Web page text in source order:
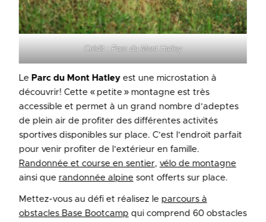
Crédit : Parc du Mont Hatley
Le Parc du Mont Hatleyest une microstation à
découvrir! Cette « petite » montagne est très
accessible et permet à un grand nombre d’adeptes
de plein air de profiter des différentes activités
sportives disponibles sur place. C’est l’endroit parfait
pour venir profiter de l’extérieur en famille.
Randonnée et course en sentier,vélo de montagne
ainsi que randonnée alpinesont offerts sur place.
Mettez-vous au défi et réalisez le parcours à
obstacles Base Bootcamp qui comprend 60 obstacles